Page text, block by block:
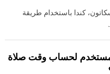
كندا باستخدام طريقة
.
لحساب وقت صلاة